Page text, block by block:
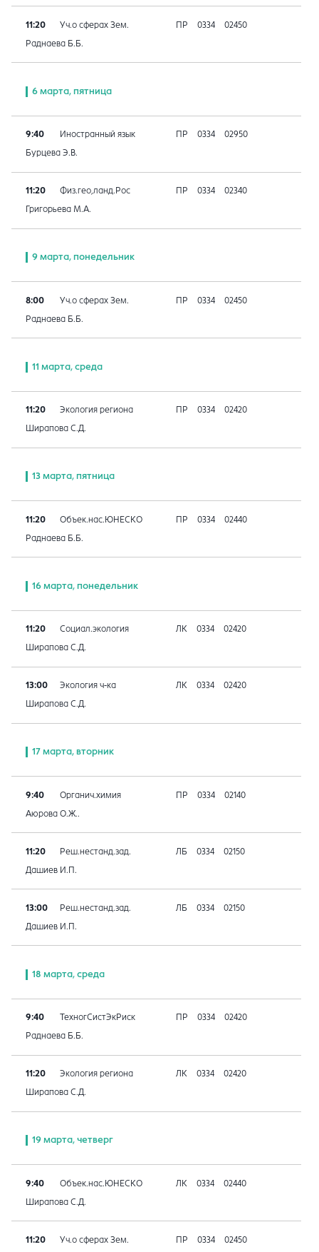
11:20 Уч.о сферах Зем. ПР 0334 02450
Раднаева Б.Б.
6 марта, пятница
9:40 Иностранный язык ПР 0334 02950
Бурцева Э.В.
11:20 Физ.гео,ланд.Рос ПР 0334 02340
Григорьева М.А.
9 марта, понедельник
8:00 Уч.о сферах Зем. ПР 0334 02450
Раднаева Б.Б.
11 марта, среда
11:20 Экология региона ПР 0334 02420
Ширапова С.Д.
13 марта, пятница
11:20 Объек.нас.ЮНЕСКО ПР 0334 02440
Раднаева Б.Б.
16 марта, понедельник
11:20 Социал.экология ЛК 0334 02420
Ширапова С.Д.
13:00 Экология ч-ка ЛК 0334 02420
Ширапова С.Д.
17 марта, вторник
9:40 Органич.химия ПР 0334 02140
Аюрова О.Ж..
11:20 Реш.нестанд.зад. ЛБ 0334 02150
Дашиев И.П.
13:00 Реш.нестанд.зад. ЛБ 0334 02150
Дашиев И.П.
18 марта, среда
9:40 ТехногСистЭкРиск ПР 0334 02420
Раднаева Б.Б.
11:20 Экология региона ЛК 0334 02420
Ширапова С.Д.
19 марта, четверг
9:40 Объек.нас.ЮНЕСКО ЛК 0334 02440
Ширапова С.Д.
11:20 Уч.о сферах Зем. ПР 0334 02450